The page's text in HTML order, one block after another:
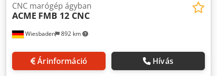
Wiesbaden 892 km
CNC marógép ágyban
ACME FMB 12 CNC
Árinformáció Hívás